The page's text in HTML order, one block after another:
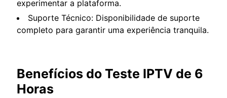
experimentar a plataforma.
Suporte Técnico: Disponibilidade de suporte
completo para garantir uma experiência tranquila.
Benefícios do Teste IPTV de 6
Horas